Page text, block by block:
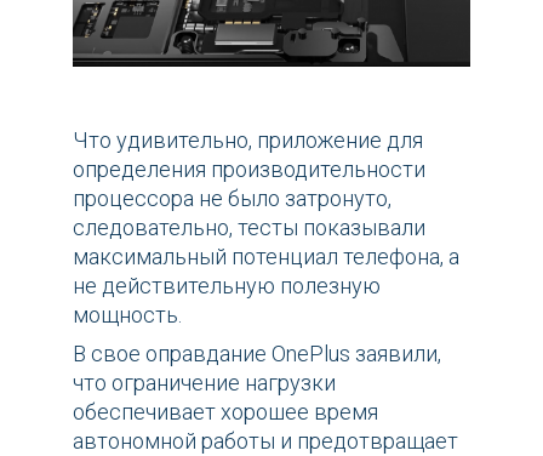
Что удивительно, приложение для
определения производительности
процессора не было затронуто,
следовательно, тесты показывали
максимальный потенциал телефона, а
не действительную полезную
мощность.
В свое оправдание OnePlus заявили,
что ограничение нагрузки
обеспечивает хорошее время
автономной работы и предотвращает